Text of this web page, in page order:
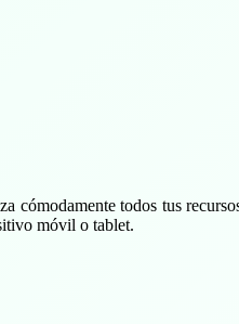
cómodamente todos tus
móvil o tablet.